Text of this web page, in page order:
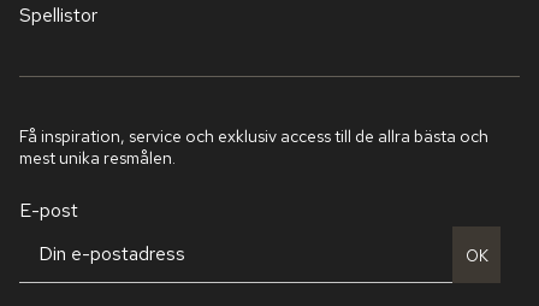
Spellistor
Få inspiration, service och exklusiv access till de allra bästa och
mest unika resmålen.
E-post
OK